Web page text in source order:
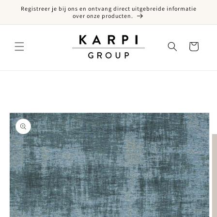
naar de content
Registreer je bij ons en ontvang direct uitgebreide informatie
over onze producten.
Winkelwagen
naar productinformatie